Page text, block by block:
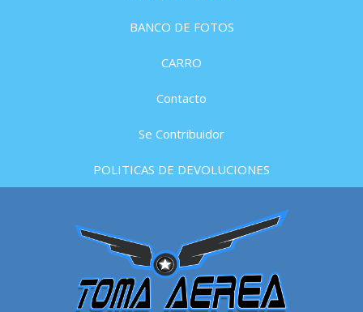
BANCO DE FOTOS
CARRO
Contacto
Se Contribuidor
POLITICAS DE DEVOLUCIONES